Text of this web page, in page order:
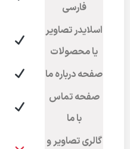
فارسی
اسلایدر تصاویر
یا محصولات
صفحه درباره ما
صفحه تماس
با ما
گالری تصاویر و